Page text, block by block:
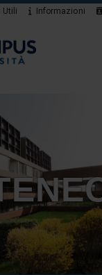
Utili Informazioni